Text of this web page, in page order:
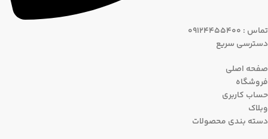
تماس : 09124455400
دسترسی سریع
صفحه اصلی
فروشگاه
حساب کاربری
وبلاک
دسته بندی محصولات